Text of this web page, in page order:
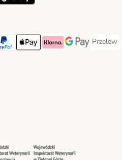
Method
Method
Payment Method
Apple Pay Payment Method
Klarna Payment Method
Google Pay
Przelew
Przelew
Method
Method
Security